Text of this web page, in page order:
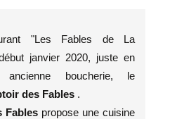
"Les Fables de La
janvier 2020, juste en
boucherie, le
des Fables .
Fables propose une cuisine